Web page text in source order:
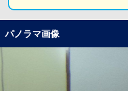
パノラマ画像